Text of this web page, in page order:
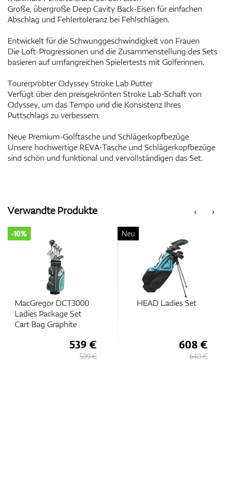
Große, übergroße Deep Cavity Back-Eisen für einfachen
Abschlag und Fehlertoleranz bei Fehlschlägen.
Entwickelt für die Schwunggeschwindigkeit von Frauen
Die Loft-Progressionen und die Zusammenstellung des Sets
basieren auf umfangreichen Spielertests mit Golferinnen.
Tourerprobter Odyssey Stroke Lab Putter
Verfügt über den preisgekrönten Stroke Lab-Schaft von
Odyssey, um das Tempo und die Konsistenz Ihres
Puttschlags zu verbessern.
Neue Premium-Golftasche und Schlägerkopfbezüge
Unsere hochwertige REVA-Tasche und Schlägerkopfbezüge
sind schön und funktional und vervollständigen das Set.
‹
Verwandte Produkte ›
MacGregor DCT3000
Ladies Package Set
Cart Bag Graphite
-10%
539 €
599 €
HEAD Ladies Set
Neu
608 €
640 €